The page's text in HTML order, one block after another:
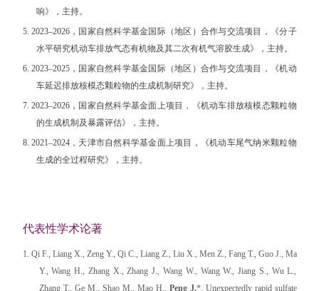
响》，主持。
5. 2023–2026，国家自然科学基金国际（地区）合作与交流项目，《分子
水平研究机动车排放气态有机物及其二次有机气溶胶生成》，主持。
6. 2023–2025，国家自然科学基金国际（地区）合作与交流项目，《机动
车延迟排放核模态颗粒物的生成机制研究》，主持。
7. 2023–2026，国家自然科学基金面上项目，《机动车排放核模态颗粒物
的生成机制及暴露评估》，主持。
8. 2021–2024，天津市自然科学基金面上项目，《机动车尾气纳米颗粒物
生成的全过程研究》，主持。
代表性学术论著
1. Qi F., Liang X., Zeng Y., Qi C., Liang Z., Liu X., Men Z., Fang T., Guo J., Ma
Y., Wang H., Zhang X., Zhang J., Wang W., Wang W., Jiang S., Wu L.,
Zhang T., Ge M., Shao M., Mao H., Peng J.*. Unexpectedly rapid sulfate